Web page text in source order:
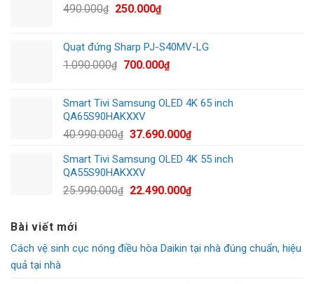
24.900.000₫.
490.000₫
Giá
490.000₫.
250.000₫Giá
là:
250.000₫.
Quạt đứng Sharp PJ-S40MV-LG
1.090.000₫
Giá
1.090.000₫.
700.000₫Giá
là:
Smart Tivi Samsung OLED 4K 65 inch
QA65S90HAKXXV
40.990.000₫ Giá
là:
40.990.000₫.
37.690.000₫Giá
tại
37.690.000₫.
Smart Tivi Samsung OLED 4K 55 inch
QA55S90HAKXXV
25.990.000₫
Giá
22.490.000₫Giá
22.490.000₫.
Bài viết mới
Cách vệ sinh cục nóng điều hòa Daikin tại nhà đúng chuẩn, hiệu
quả tại nhà